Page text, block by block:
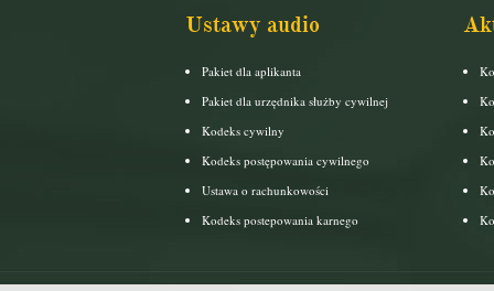
Ustawy audio
Pakiet dla aplikanta
Pakiet dla urzędnika służby cywilnej
Kodeks cywilny
Kodeks postępowania cywilnego
Ustawa o rachunkowości
Kodeks postepowania karnego